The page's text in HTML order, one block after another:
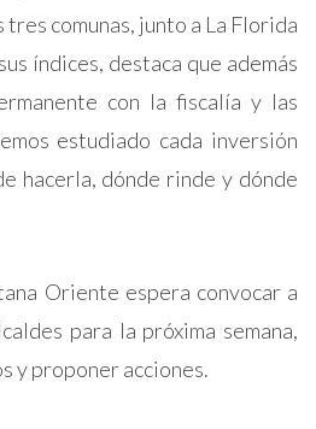
tres comunas, junto a La Florida
índices, destaca que además
con la fiscalía y las
estudiado cada inversión
hacerla, dónde rinde y dónde
Oriente espera convocar a
para la próxima semana,
y proponer acciones.